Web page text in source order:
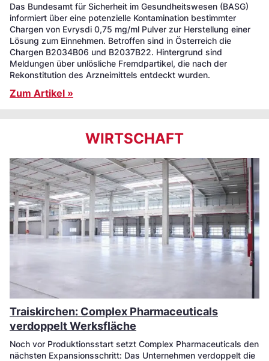
Das Bundesamt für Sicherheit im Gesundheitswesen (BASG)
informiert über eine potenzielle Kontamination bestimmter
Chargen von Evrysdi 0,75 mg/ml Pulver zur Herstellung einer
Lösung zum Einnehmen. Betroffen sind in Österreich die
Chargen B2034B06 und B2037B22. Hintergrund sind
Meldungen über unlösliche Fremdpartikel, die nach der
Rekonstitution des Arzneimittels entdeckt wurden.
Zum Artikel »
WIRTSCHAFT
Traiskirchen: Complex Pharmaceuticals
verdoppelt Werksfläche
Noch vor Produktionsstart setzt Complex Pharmaceuticals den
nächsten Expansionsschritt: Das Unternehmen verdoppelt die